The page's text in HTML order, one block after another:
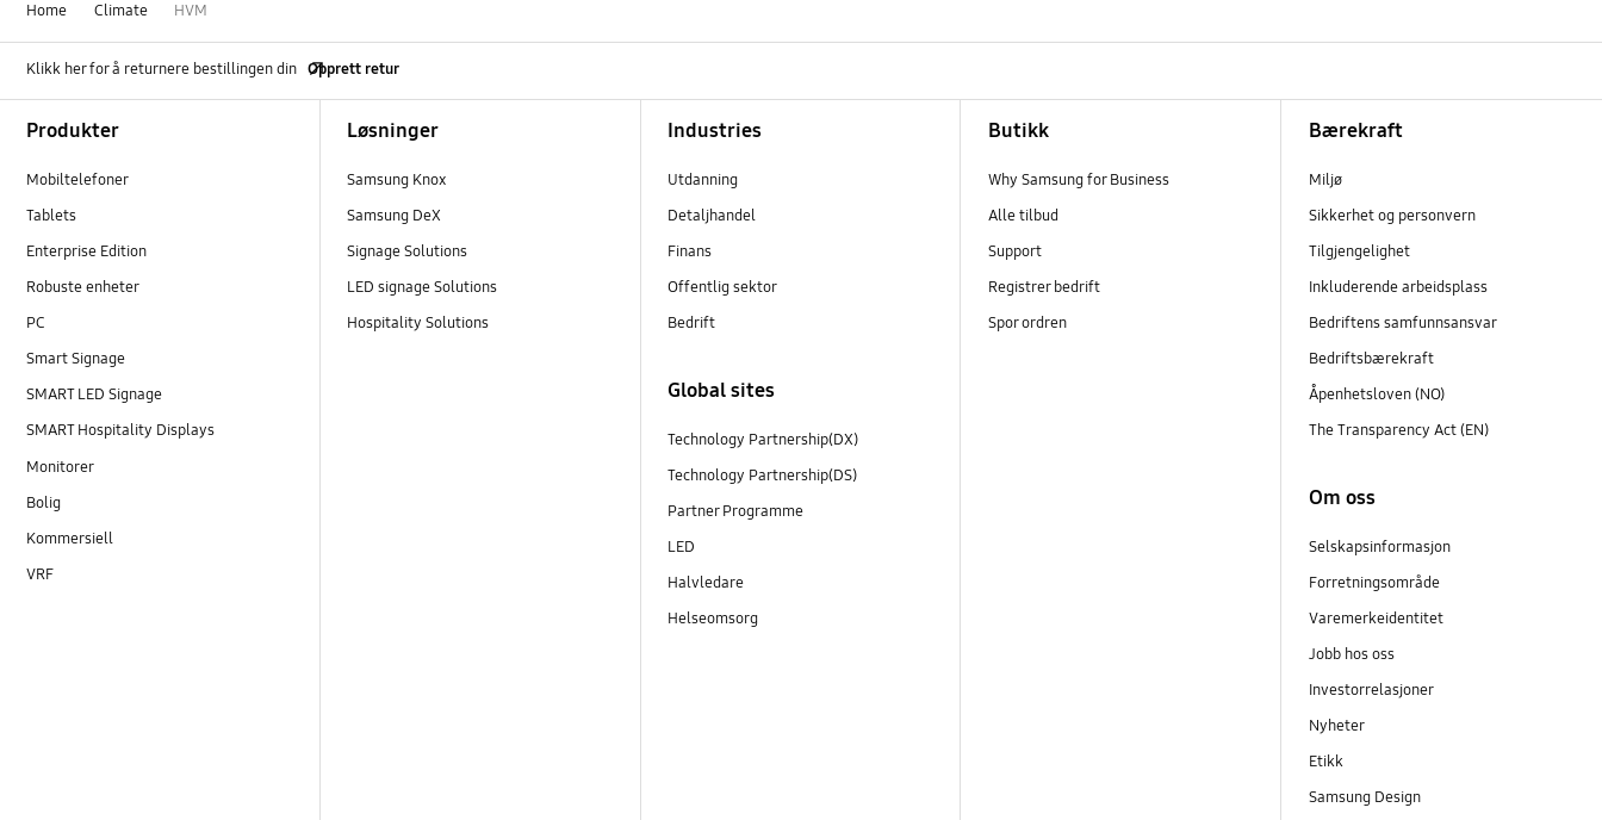
Home Climate HVM
Klikk her for å returnere bestillingen din Opprett retur
Produkter
Mobiltelefoner
Tablets
Enterprise Edition
Robuste enheter
PC
Smart Signage
SMART LED Signage
SMART Hospitality Displays
Monitorer
Bolig
Kommersiell
VRF
Løsninger
Samsung Knox
Samsung DeX
Signage Solutions
LED signage Solutions
Hospitality Solutions
Industries
Utdanning
Detaljhandel
Finans
Offentlig sektor
Bedrift
Global sites
Technology Partnership(DX)
Technology Partnership(DS)
Partner Programme
LED
Halvledare
Helseomsorg
Butikk
Why Samsung for Business
Alle tilbud
Support
Registrer bedrift
Spor ordren
Bærekraft
Miljø
Sikkerhet og personvern
Tilgjengelighet
Inkluderende arbeidsplass
Bedriftens samfunnsansvar
Bedriftsbærekraft
Åpenhetsloven (NO)
The Transparency Act (EN)
Om oss
Selskapsinformasjon
Forretningsområde
Varemerkeidentitet
Jobb hos oss
Investorrelasjoner
Nyheter
Etikk
Samsung Design